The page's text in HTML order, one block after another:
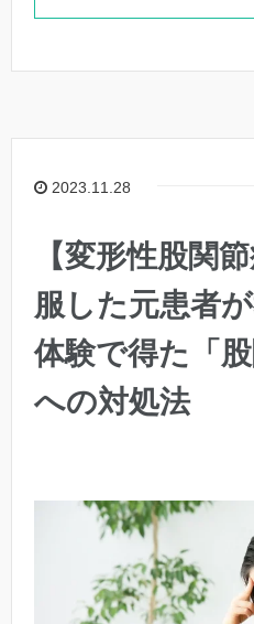
2023.11.28
【変形性股関
服した元患者
体験で得た「股
への対処法